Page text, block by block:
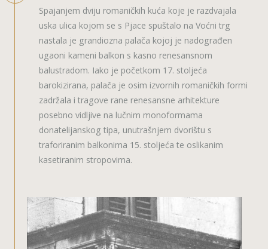
Spajanjem dviju romaničkih kuća koje je razdvajala
uska ulica kojom se s Pjace spuštalo na Voćni trg
nastala je grandiozna palača kojoj je nadograđen
ugaoni kameni balkon s kasno renesansnom
balustradom. Iako je početkom 17. stoljeća
barokizirana, palača je osim izvornih romaničkih formi
zadržala i tragove rane renesansne arhitekture
posebno vidljive na lučnim monoformama
donatelijanskog tipa, unutrašnjem dvorištu s
traforiranim balkonima 15. stoljeća te oslikanim
kasetiranim stropovima.